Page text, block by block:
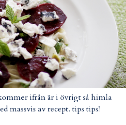
ifrån är i övrigt så himla
massvis av recept. tips tips!